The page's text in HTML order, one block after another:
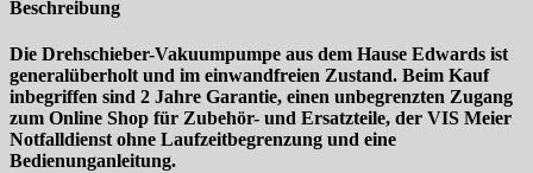
Beschreibung
Die Drehschieber-Vakuumpumpe aus dem Hause Edwards ist
generalüberholt und im einwandfreien Zustand. Beim Kauf
inbegriffen sind 2 Jahre Garantie, einen unbegrenzten Zugang
zum Online Shop für Zubehör- und Ersatzteile, der VIS Meier
Notfalldienst ohne Laufzeitbegrenzung und eine
Bedienunganleitung.